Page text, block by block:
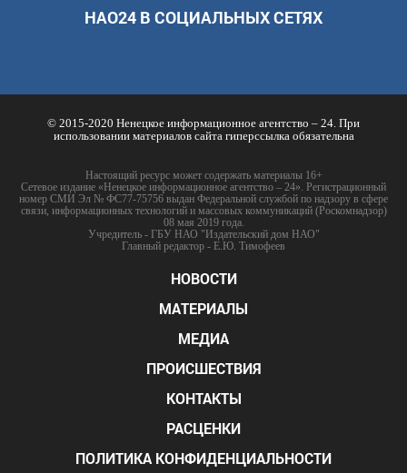
НАО24 В СОЦИАЛЬНЫХ СЕТЯХ
© 2015-2020 Ненецкое информационное агентство – 24. При
использовании материалов сайта гиперссылка обязательна
Настоящий ресурс может содержать материалы 16+
Сетевое издание «Ненецкое информационное агентство – 24». Регистрационный
номер СМИ Эл № ФС77-75756 выдан Федеральной службой по надзору в сфере
связи, информационных технологий и массовых коммуникаций (Роскомнадзор)
08 мая 2019 года.
Учредитель - ГБУ НАО "Издательский дом НАО"
Главный редактор - Е.Ю. Тимофеев
НОВОСТИ
МАТЕРИАЛЫ
МЕДИА
ПРОИСШЕСТВИЯ
КОНТАКТЫ
РАСЦЕНКИ
ПОЛИТИКА КОНФИДЕНЦИАЛЬНОСТИ